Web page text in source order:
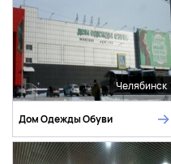
Челябинск
Дом Одежды Обуви